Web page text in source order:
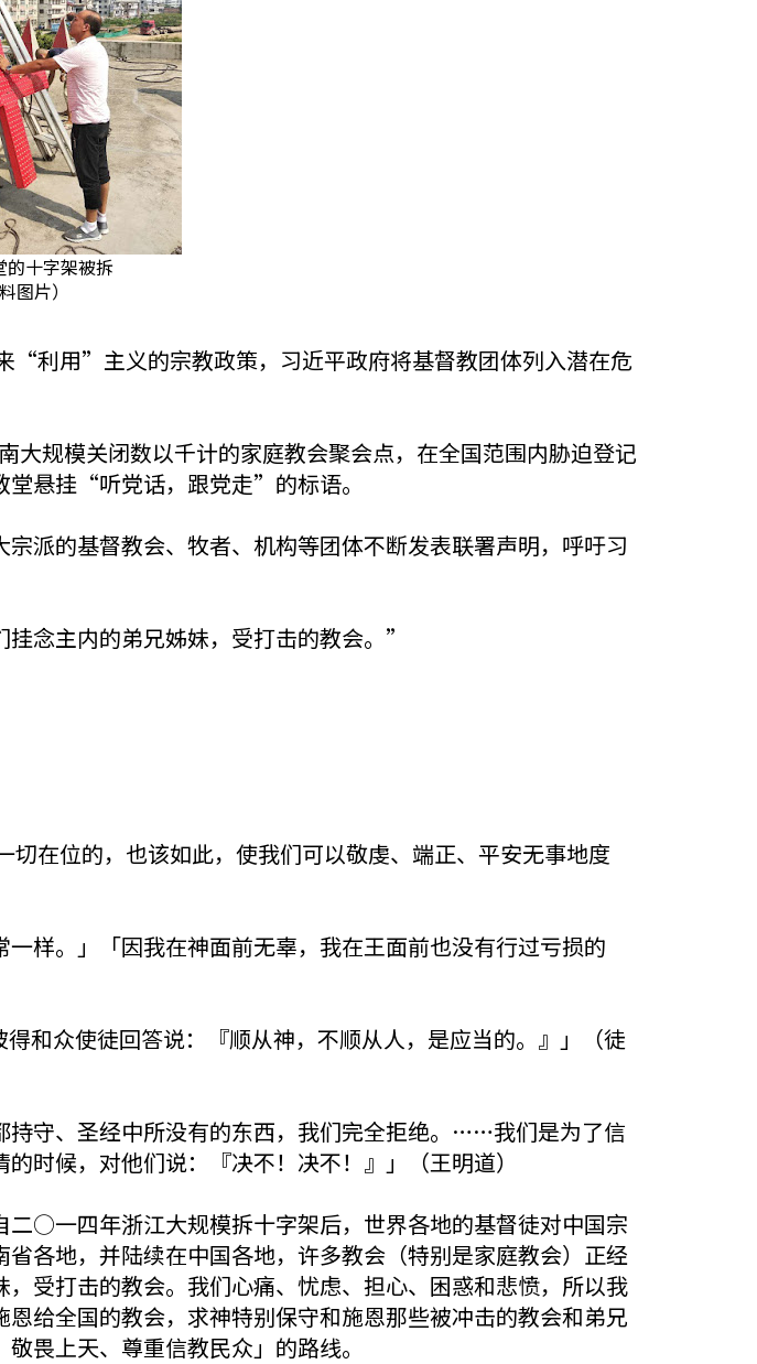
的十字架被拆
图片）
“利用”主义的宗教政策，习近平政府将基督教团体列入潜在危
规模关闭数以千计的家庭教会聚会点，在全国范围内胁迫登记
堂悬挂“听党话，跟党走”的标语。
派的基督教会、牧者、机构等团体不断发表联署声明，呼吁习
念主内的弟兄姊妹，受打击的教会。”
切在位的，也该如此，使我们可以敬虔、端正、平安无事地度
样。」「因我在神面前无辜，我在王面前也没有行过亏损的
和众使徒回答说：『顺从神，不顺从人，是应当的。』」（徒
持守、圣经中所没有的东西，我们完全拒绝。……我们是为了信
时候，对他们说：『决不！决不！』」（王明道）
○一四年浙江大规模拆十字架后，世界各地的基督徒对中国宗
各地，并陆续在中国各地，许多教会（特别是家庭教会）正经
受打击的教会。我们心痛、忧虑、担心、困惑和悲愤，所以我
给全国的教会，求神特别保守和施恩那些被冲击的教会和弟兄
畏上天、尊重信教民众」的路线。